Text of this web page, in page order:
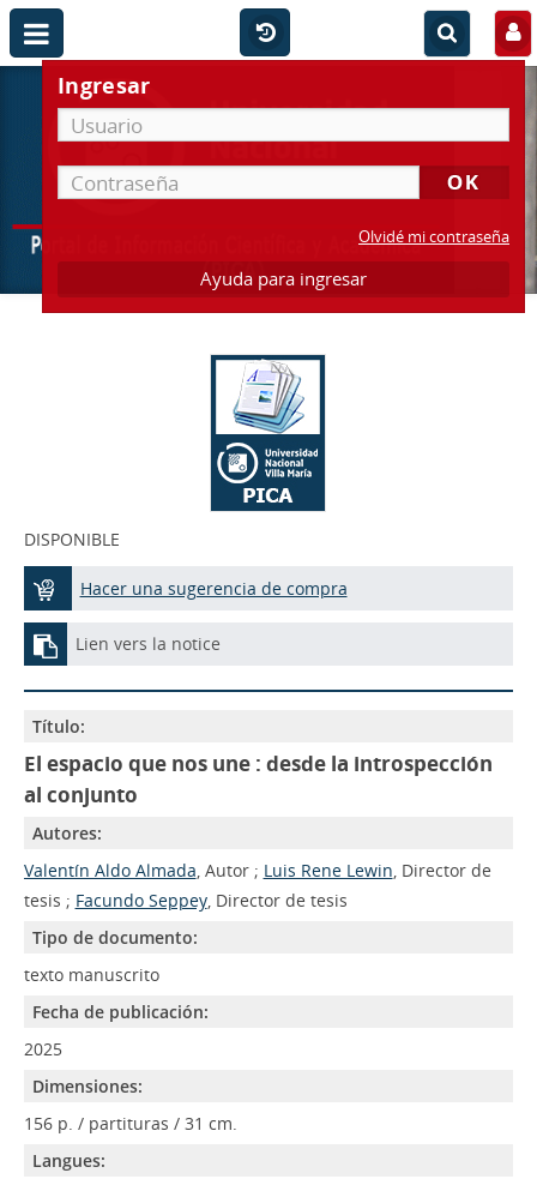
Ingresar
Olvidé mi contraseña
Ayuda para ingresar
DISPONIBLE
Hacer una sugerencia de compra
Lien vers la notice
Título:
El espacio que nos une : desde la introspección
al conjunto
Autores:
Valentín Aldo Almada, Autor ; Luis Rene Lewin, Director de
tesis ; Facundo Seppey, Director de tesis
Tipo de documento:
texto manuscrito
Fecha de publicación:
2025
Dimensiones:
156 p. / partituras / 31 cm.
Langues: